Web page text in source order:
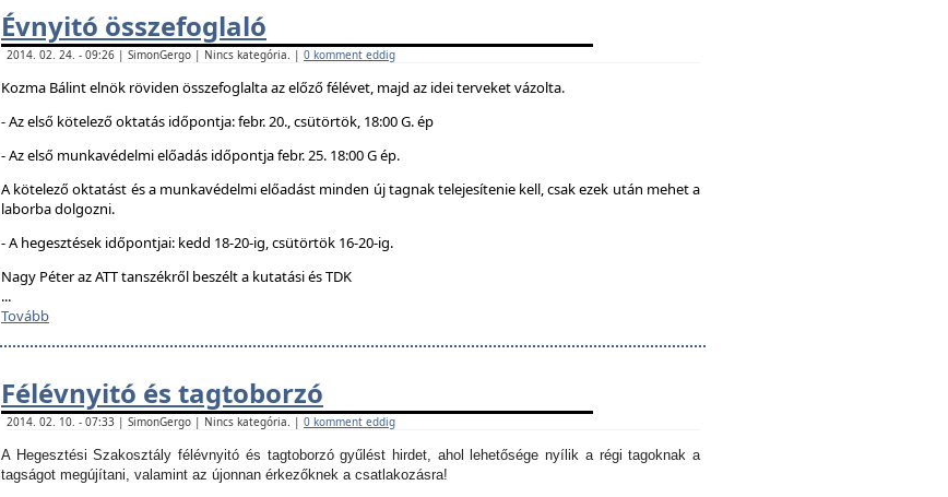
Évnyitó összefoglaló
2014. 02. 24. - 09:26 | SimonGergo | Nincs kategória. | 0 komment eddig
Kozma Bálint elnök röviden összefoglalta az előző félévet, majd az idei terveket vázolta.
- Az első kötelező oktatás időpontja: febr. 20., csütörtök, 18:00 G. ép
- Az első munkavédelmi előadás időpontja febr. 25. 18:00 G ép.
A kötelező oktatást és a munkavédelmi előadást minden új tagnak telejesítenie kell, csak ezek után mehet a
laborba dolgozni.
- A hegesztések időpontjai: kedd 18-20-ig, csütörtök 16-20-ig.
Nagy Péter az ATT tanszékről beszélt a kutatási és TDK
...
Tovább
Félévnyitó és tagtoborzó
2014. 02. 10. - 07:33 | SimonGergo | Nincs kategória. | 0 komment eddig
A Hegesztési Szakosztály félévnyitó és tagtoborzó gyűlést hirdet, ahol lehetősége nyílik a régi tagoknak a
tagságot megújítani, valamint az újonnan érkezőknek a csatlakozásra!